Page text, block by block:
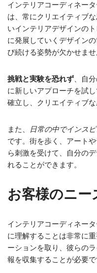
インテリアコーディネー
は、常にクリエイティブ
いインテリアデザインの
に発展していくデザイン
び続ける姿勢が欠かせませ
挑戦と実験を恐れず 、自
に新しいアプローチを試
確立し、クリエイティブ
また、 日常の中でインス
です。街を歩く、アート
ら刺激を受けて、自分の
れることができます。
お客様のニー
インテリアコーディネー
に理解することは非常に
ーションを取り、彼らの
報を収集することが必要で